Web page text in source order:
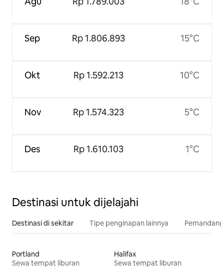
Sep
Okt
Nov
Des
Rp 1.806.893
Rp 1.592.213
Rp 1.574.323
Rp 1.610.103
15°C
10°C
5°C
1°C
Destinasi untuk dijelajahi
Destinasi di sekitar Tipe penginapan lainnya
Portland
Sewa tempat liburan
Halifax
Sewa tempat liburan